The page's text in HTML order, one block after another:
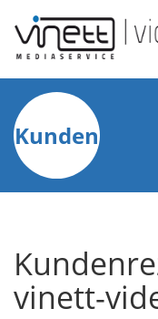
Kunden
vinett-